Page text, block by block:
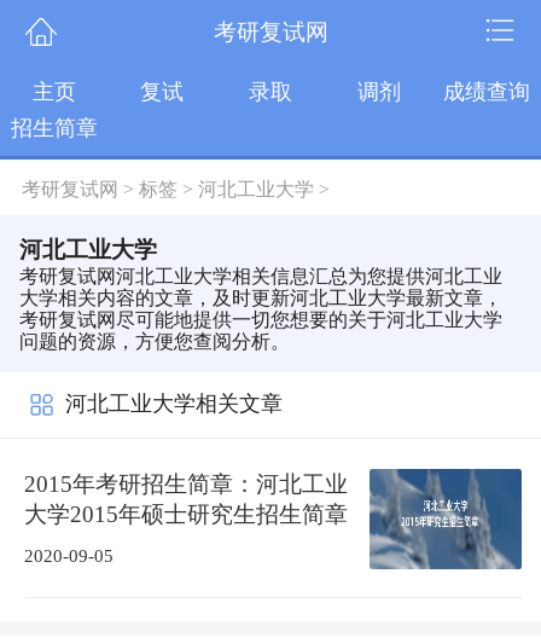
考研复试网
主页 复试 录取 调剂
成绩查询
招生简章
考研复试网 > 标签 > 河北工业大学 >
河北工业大学
考研复试网河北工业大学相关信息汇总为您提供河北工业
大学相关内容的文章，及时更新河北工业大学最新文章，
考研复试网尽可能地提供一切您想要的关于河北工业大学
问题的资源，方便您查阅分析。
河北工业大学相关文章
2015年考研招生简章：河北工业
大学2015年硕士研究生招生简章
2020-09-05